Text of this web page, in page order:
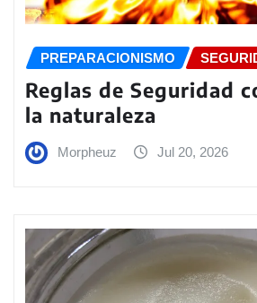
PREPARACIONISMO
Reglas de Seguridad
la naturaleza
Morpheuz Jul 20, 2026